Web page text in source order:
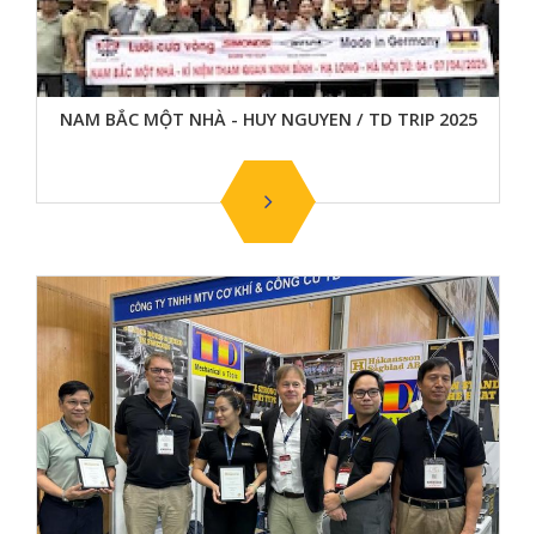
NAM BẮC MỘT NHÀ - HUY NGUYEN / TD TRIP 2025